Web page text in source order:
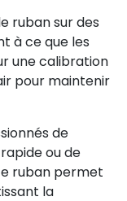
ruban sur des
à ce que les
une calibration
pour maintenir
de
ou de
ruban permet
la